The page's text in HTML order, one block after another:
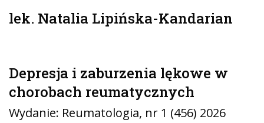
lek. Natalia Lipińska-Kandarian
Depresja i zaburzenia lękowe w
chorobach reumatycznych
Wydanie: Reumatologia, nr 1 (456) 2026